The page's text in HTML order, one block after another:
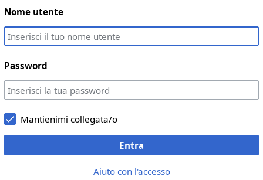
Nome utente
Password
Mantienimi collegata/o
Entra
Aiuto con l'accesso